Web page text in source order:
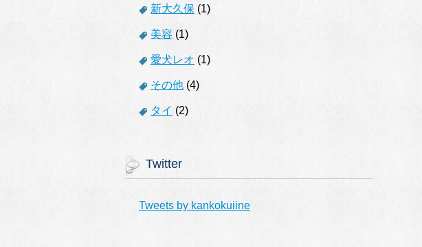
新大久保 (1)
美容 (1)
愛犬レオ (1)
その他 (4)
タイ (2)
Twitter
Tweets by kankokuiine